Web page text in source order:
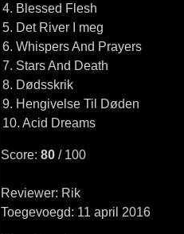
4. Blessed Flesh
5. Det River I meg
6. Whispers And Prayers
7. Stars And Death
8. Dødsskrik
9. Hengivelse Til Døden
10. Acid Dreams
Score: 80/ 100
Reviewer: Rik
Toegevoegd: 11 april 2016